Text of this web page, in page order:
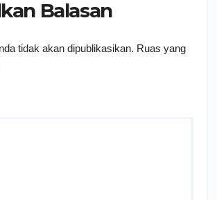
Balasan
tidak akan dipublikasikan. Ruas yang